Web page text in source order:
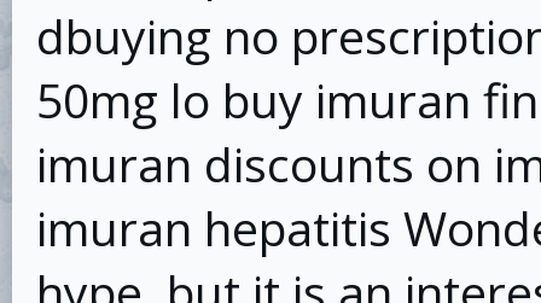
dbuying no
50mg lo buy imuran
imuran discounts on
imuran hepatitis